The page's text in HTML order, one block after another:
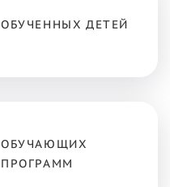
ОБУЧЕННЫХ ДЕТЕЙ
ОБУЧАЮЩИХ
ПРОГРАММ